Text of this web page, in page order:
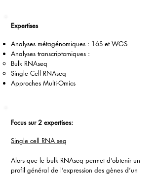
Expertises
Analyses métagénomiques : 16S et WGS
Analyses transcriptomiques :
Bulk RNAseq
Single Cell RNAseq
Approches Multi-Omics
Focus sur 2 expertises:
Single cell RNA seq
Alors que le bulk RNAseq permet d’obtenir un
profil général de l’expression des gènes d’un